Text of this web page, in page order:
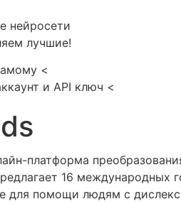
нейросети
лучшие!
<
и API ключ <
платформа
16 международных
для помощи людям с